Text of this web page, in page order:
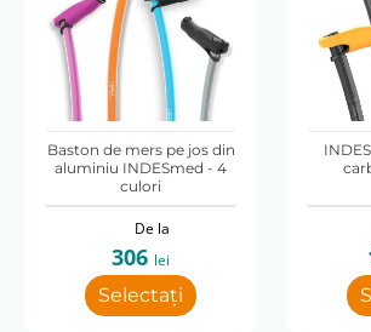
*Dimensiuni disponibile
XL
Greutate maximă (kg)
100
140
Greutate produs (kg)
Baston de mers pe jos din
aluminiu INDESmed - 4
culori
De la
306 lei
Selectați